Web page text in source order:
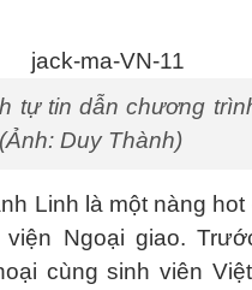
tự tin dẫn chương
Duy Thành)
Linh là một nàng hot
viện Ngoại giao.
cùng sinh viên